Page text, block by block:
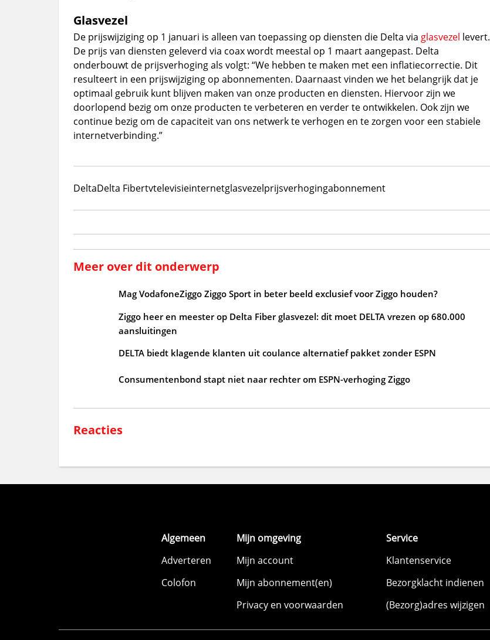
Glasvezel
De prijswijziging op 1 januari is alleen van toepassing op diensten die Delta via glasvezel levert.
De prijs van diensten geleverd via coax wordt meestal op 1 maart aangepast. Delta
onderbouwt de prijsverhoging als volgt: “We hebben te maken met een inflatiecorrectie. Dit
resulteert in een prijswijziging op abonnementen. Daarnaast vinden we het belangrijk dat je
optimaal gebruik kunt blijven maken van onze producten en diensten. Hiervoor zijn we
doorlopend bezig om onze producten te verbeteren en verder te ontwikkelen. Ook zijn we
continue bezig om de capaciteit van ons netwerk te verhogen en te zorgen voor een stabiele
internetverbinding.”
DeltaDelta Fibertvtelevisieinternetglasvezelprijsverhogingabonnement
Meer over dit onderwerp
Mag VodafoneZiggo Ziggo Sport in beter beeld exclusief voor Ziggo houden?
Ziggo heer en meester op Delta Fiber glasvezel: dit moet DELTA vrezen op 680.000
aansluitingen
DELTA biedt klagende klanten uit coulance alternatief pakket zonder ESPN
Consumentenbond stapt niet naar rechter om ESPN-verhoging Ziggo
Reacties
Algemeen
Adverteren
Colofon
Mijn omgeving
Mijn account
Mijn abonnement(en)
Privacy en voorwaarden
Service
Klantenservice
Bezorgklacht indienen
(Bezorg)adres wijzigen